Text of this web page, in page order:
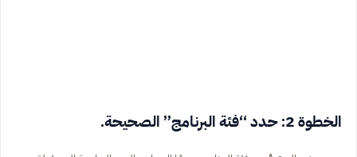
الخطوة 2: حدد “فئة البرنامج” الصحيحة.